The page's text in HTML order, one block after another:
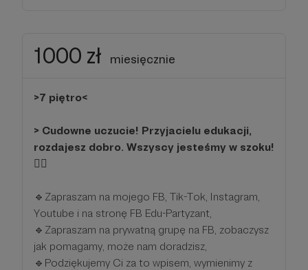
1000 zł miesięcznie
>7 piętro<
> Cudowne uczucie! Przyjacielu edukacji,
rozdajesz dobro. Wszyscy jesteśmy w szoku!
❤️‍🔥
🔹Zapraszam na mojego FB, Tik-Tok, Instagram,
Youtube i na stronę FB Edu-Partyzant,
🔹Zapraszam na prywatną grupę na FB, zobaczysz
jak pomagamy, może nam doradzisz,
🔹Podziękujemy Ci za to wpisem, wymienimy z